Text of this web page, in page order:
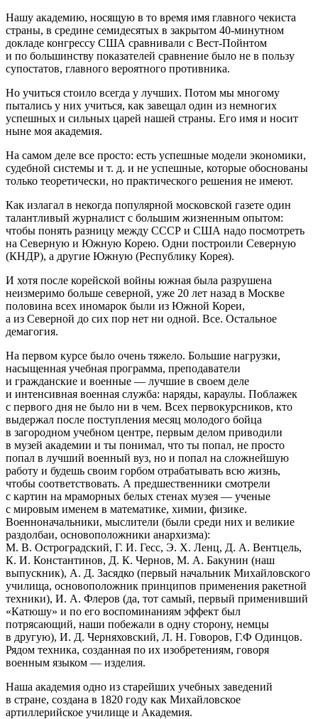
Нашу академию, носящую в то время имя главного чекиста
страны, в средине семидесятых в закрытом 40-минутном
докладе конгрессу США сравнивали с Вест-Пойнтом
и по большинству показателей сравнение было не в пользу
супостатов, главного вероятного противника.
Но учиться стоило всегда у лучших. Потом мы многому
пытались у них учиться, как завещал один из немногих
успешных и сильных царей нашей страны. Его имя и носит
ныне моя академия.
На самом деле все просто: есть успешные модели экономики,
судебной системы и т. д. и не успешные, которые обоснованы
только теоретически, но практического решения не имеют.
Как излагал в некогда популярной московской газете один
талантливый журналист с большим жизненным опытом:
чтобы понять разницу между СССР и США надо посмотреть
на Северную и Южную Корею. Одни построили Северную
(КНДР), а другие Южную (Республику Корея).
И хотя после корейской войны южная была разрушена
неизмеримо больше северной, уже 20 лет назад в Москве
половина всех иномарок были из Южной Кореи,
а из Северной до сих пор нет ни одной. Все. Остальное
демагогия.
На первом курсе было очень тяжело. Большие нагрузки,
насыщенная учебная программа, преподаватели
и гражданские и военные — лучшие в своем деле
и интенсивная военная служба: наряды, караулы. Поблажек
с первого дня не было ни в чем. Всех первокурсников, кто
выдержал после поступления месяц молодого бойца
в загородном учебном центре, первым делом приводили
в музей академии и ты понимал, что ты попал, не просто
попал в лучший военный вуз, но и попал на сложнейшую
работу и будешь своим горбом отрабатывать всю жизнь,
чтобы соответствовать. А предшественники смотрели
с картин на мраморных белых стенах музея — ученые
с мировым именем в математике, химии, физике.
Военноначальники, мыслители (были среди них и великие
раздолбаи, основоположники анархизма):
М. В. Остроградский, Г. И. Гесс, Э. Х. Ленц, Д. А. Вентцель,
К. И. Константинов, Д. К. Чернов, М. А. Бакунин (наш
выпускник), А. Д. Засядко (первый начальник Михайловского
училища, основоположник принципов применения ракетной
техники), И. А. Флеров (да, тот самый, первый применивший
«Катюшу» и по его воспоминаниям эффект был
потрясающий, наши побежали в одну сторону, немцы
в другую), И. Д. Черняховский, Л. Н. Говоров, Г.Ф Одинцов.
Рядом техника, созданная по их изобретениям, говоря
военным языком — изделия.
Наша академия одно из старейших учебных заведений
в стране, создана в 1820 году как Михайловское
артиллерийское училище и Академия.